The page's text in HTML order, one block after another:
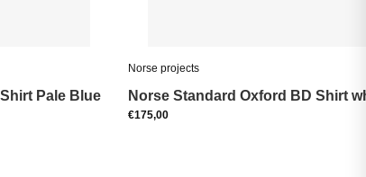
Pale Blue
Norse projects
Norse Standard Oxford BD Shirt
€175,00